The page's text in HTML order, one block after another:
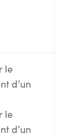
le
d’un
le
d’un